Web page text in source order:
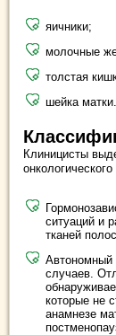
яичники;
молочные
толстая
шейка матки.
Клиницисты
ситуаций и
тканей
Автономный
случаев.
которые не
анамнезе